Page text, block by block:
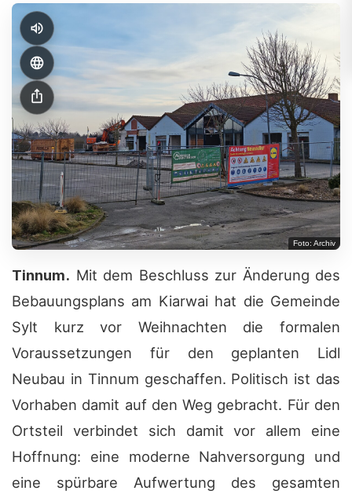
volume_up
language
ios_share
Foto: Archiv
Tinnum. Mit dem Beschluss zur Änderung des
Bebauungsplans am Kiarwai hat die Gemeinde
Sylt kurz vor Weihnachten die formalen
Voraussetzungen für den geplanten Lidl
Neubau in Tinnum geschaffen. Politisch ist das
Vorhaben damit auf den Weg gebracht. Für den
Ortsteil verbindet sich damit vor allem eine
Hoffnung: eine moderne Nahversorgung und
eine spürbare Aufwertung des gesamten